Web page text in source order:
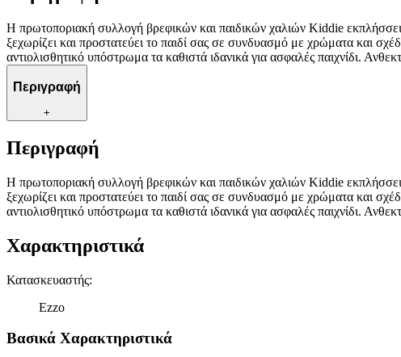
Η πρωτοποριακή συλλογή βρεφικών και παιδικών χαλιών Kiddie εκπλήσσει
ξεχωρίζει και προστατεύει το παιδί σας σε συνδυασμό με χρώματα και
αντιολισθητικό υπόστρωμα τα καθιστά ιδανικά για ασφαλές παιχνίδι.
Περιγραφή
+
Περιγραφή
Η πρωτοποριακή συλλογή βρεφικών και παιδικών χαλιών Kiddie εκπλήσσει
ξεχωρίζει και προστατεύει το παιδί σας σε συνδυασμό με χρώματα και
αντιολισθητικό υπόστρωμα τα καθιστά ιδανικά για ασφαλές παιχνίδι.
Χαρακτηριστικά
Κατασκευαστής:
Ezzo
Βασικά Χαρακτηριστικά